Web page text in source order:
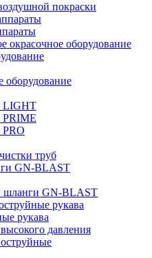
покраски
оборудование
оборудование
LIGHT
PRIME
труб
GN-BLAST
шланги GN-BLAST
рукава
рукава
давления